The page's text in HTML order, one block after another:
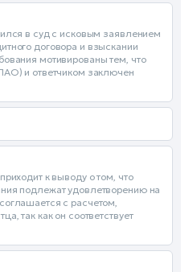
в суд с исковым заявлением
договора и взыскании
мотивированы тем, что
и ответчиком заключен
к выводу о том, что
подлежат удовлетворению на
с расчетом,
так как он соответствует